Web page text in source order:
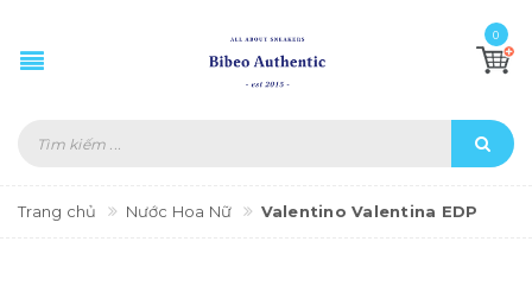
0
Trang chủ Nước Hoa Nữ Valentino Valentina EDP